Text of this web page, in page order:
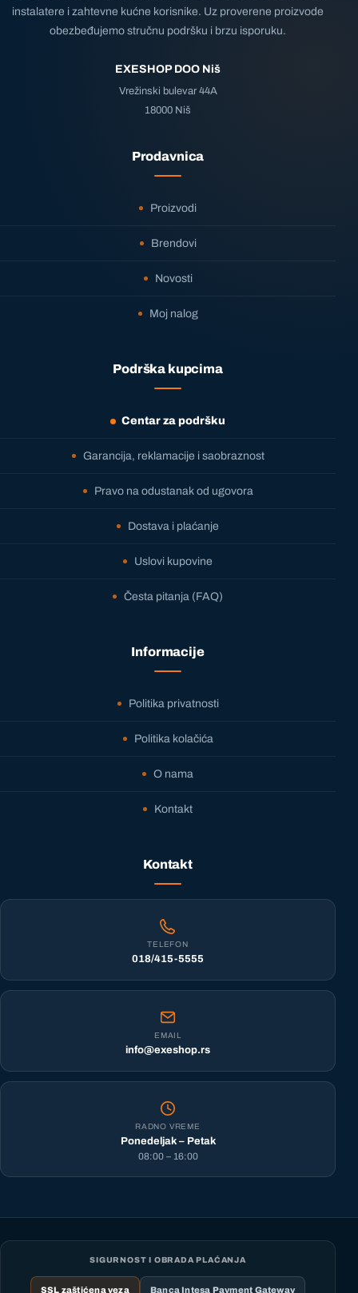
instalatere i zahtevne kućne korisnike. Uz proverene proizvode
obezbeđujemo stručnu podršku i brzu isporuku.
EXESHOP DOO Niš
Vrežinski bulevar 44A
18000 Niš
Prodavnica
Proizvodi
Brendovi
Novosti
Moj nalog
Podrška kupcima
Centar za podršku
Garancija, reklamacije i saobraznost
Pravo na odustanak od ugovora
Dostava i plaćanje
Uslovi kupovine
Česta pitanja (FAQ)
Informacije
Politika privatnosti
Politika kolačića
O nama
Kontakt
Kontakt
TELEFON
018/415-5555
EMAIL
info@exeshop.rs
RADNO VREME
Ponedeljak – Petak
08:00 – 16:00
SIGURNOST I OBRADA PLAĆANJA
SSL zaštićena veza Banca Intesa Payment Gateway